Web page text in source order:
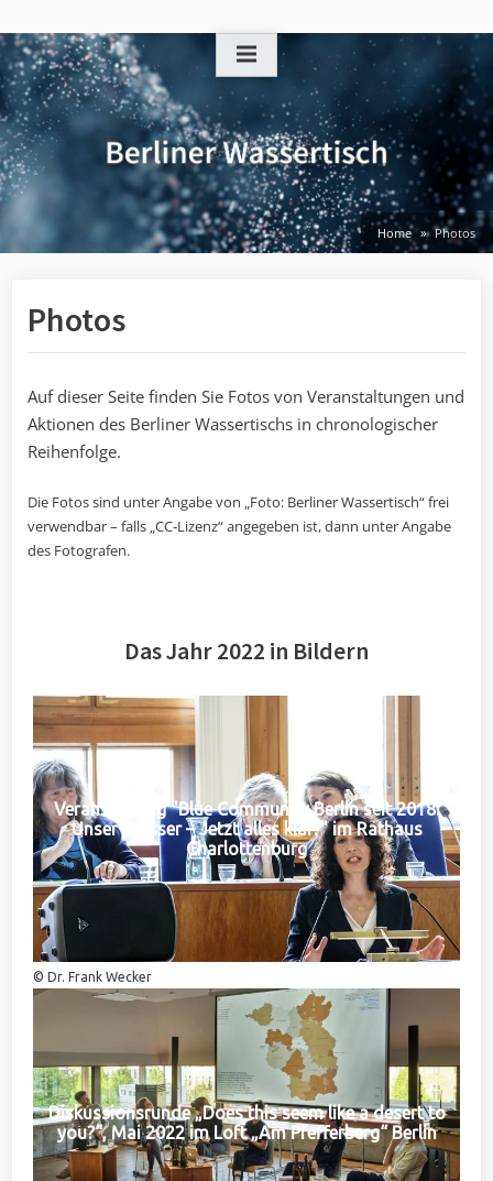
to
content
Home Photos
Photos
Auf dieser Seite finden Sie Fotos von Veranstaltungen und
Aktionen des Berliner Wassertischs in chronologischer
Reihenfolge.
Die Fotos sind unter Angabe von „Foto: Berliner Wassertisch“ frei
verwendbar – falls „CC-Lizenz“ angegeben ist, dann unter Angabe
des Fotografen.
Das Jahr 2022 in Bildern
Veranstaltung "Blue Community Berlin seit 2018:
Unser Wasser – Jetzt alles klar?" im Rathaus
Charlottenburg
© Dr. Frank Wecker
Diskussionsrunde „Does this seem like a desert to
you?“, Mai 2022 im Loft „Am Pfefferberg“ Berlin